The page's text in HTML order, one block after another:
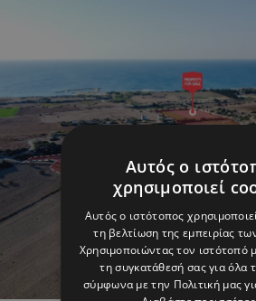
Αυτός ο
χρησιμοποιεί
Αυτός ο ιστότοπος
τη βελτίωση της εμπειρίας
Χρησιμοποιώντας τον ιστότοπό
τη συγκατάθεσή σας για όλα
σύμφωνα με την Πολιτική μας